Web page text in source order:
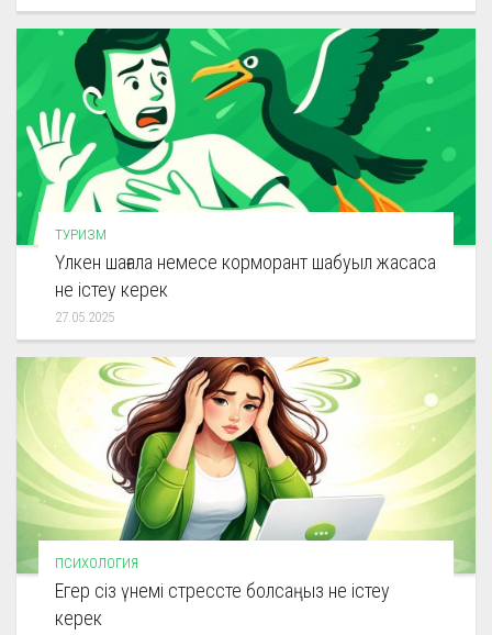
ТУРИЗМ
Үлкен шағала немесе корморант шабуыл жасаса
не істеу керек
27.05.2025
ПСИХОЛОГИЯ
Егер сіз үнемі стрессте болсаңыз не істеу
керек